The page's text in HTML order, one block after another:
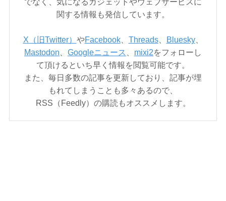
関する情報も発信しています。
X（旧Twitter） やFacebook、 Threads、 Bluesky、
Mastodon
Googleニュース mixi2をフォローし
て頂けるといち早く情報を閲覧可能です。
また、毎日多数の記事を更新しており、記事が埋
もれてしまうことも多々あるので、
RSS（Feedly）の購読もオススメします。